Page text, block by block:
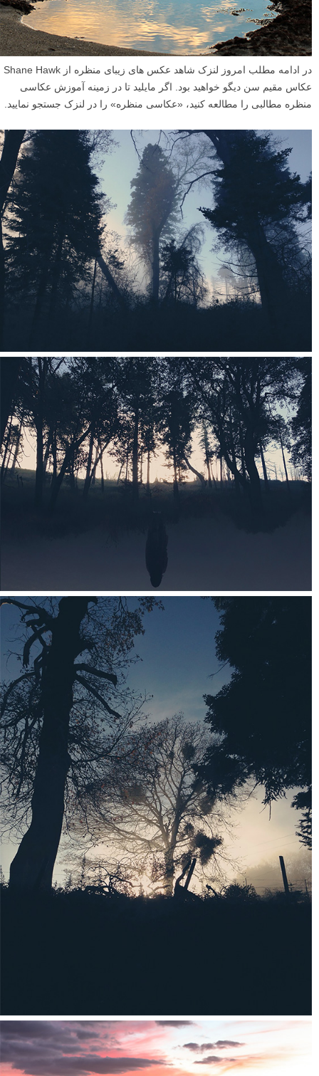
در ادامه مطلب امروز لنزک شاهد عکس های زیبای منظره از Shane Hawk
عکاس مقیم سن دیگو خواهید بود. اگر مایلید تا در زمینه آموزش عکاسی
منظره مطالبی را مطالعه کنید، «عکاسی منظره» را در لنزک جستجو نمایید.